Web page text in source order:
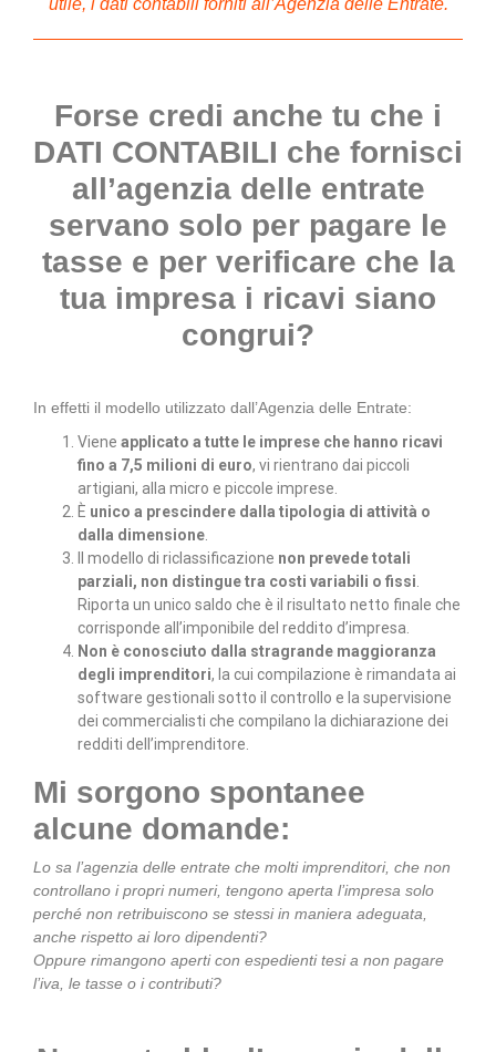
Forse credi anche tu che i
DATI CONTABILI che fornisci
all’agenzia delle entrate
servano solo per pagare le
tasse e per verificare che la
tua impresa i ricavi siano
congrui?
In effetti il modello utilizzato dall’Agenzia delle Entrate:
Viene applicato a tutte le imprese che hanno ricavi
fino a 7,5 milioni di euro, vi rientrano dai piccoli
artigiani, alla micro e piccole imprese.
È unico a prescindere dalla tipologia di attività o
dalla dimensione
Il modello di riclassificazione non prevede totali
parziali, non distingue tra costi variabili o fissi
Riporta un unico saldo che è il risultato netto finale che
corrisponde all’imponibile del reddito d’impresa.
Non è conosciuto dalla stragrande maggioranza
degli imprenditori, la cui compilazione è rimandata ai
software gestionali sotto il controllo e la supervisione
dei commercialisti che compilano la dichiarazione dei
redditi dell’imprenditore.
Mi sorgono spontanee
alcune domande:
Lo sa l’agenzia delle entrate che molti imprenditori, che non
controllano i propri numeri, tengono aperta l’impresa solo
perché non retribuiscono se stessi in maniera adeguata,
anche rispetto ai loro dipendenti?
Oppure rimangono aperti con espedienti tesi a non pagare
l’iva, le tasse o i contributi?